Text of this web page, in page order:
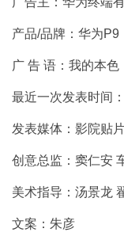
产品/品牌：华为P9
广 告 语：我的本色
最近一次发表时间
发表媒体：影院贴
创意总监：窦仁安
美术指导：汤景龙
文案：朱彦